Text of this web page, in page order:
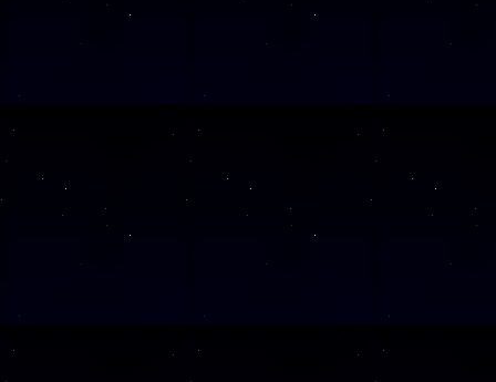
SAMSTAG
Alle